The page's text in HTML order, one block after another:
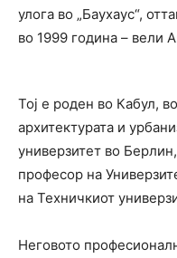
улога во „Баухаус“,
во 1999 година – вели
Тој е роден во Кабул,
архитектурата и
универзитет во
професор на
на Техничкиот
Неговото